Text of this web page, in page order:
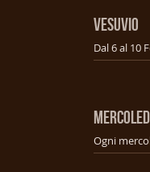
VESUVIO